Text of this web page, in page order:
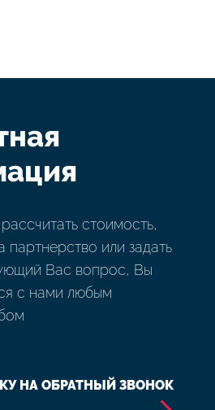
стоимость,
партнерство или задать
Вас вопрос, Вы
с нами любым
НА ОБРАТНЫЙ ЗВОНОК